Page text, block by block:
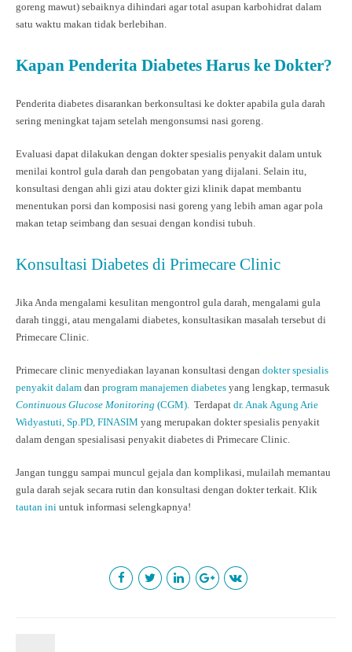
goreng mawut) sebaiknya dihindari agar total asupan karbohidrat dalam
satu waktu makan tidak berlebihan.
Kapan Penderita Diabetes Harus ke Dokter?
Penderita diabetes disarankan berkonsultasi ke dokter apabila gula darah
sering meningkat tajam setelah mengonsumsi nasi goreng.
Evaluasi dapat dilakukan dengan dokter spesialis penyakit dalam untuk
menilai kontrol gula darah dan pengobatan yang dijalani. Selain itu,
konsultasi dengan ahli gizi atau dokter gizi klinik dapat membantu
menentukan porsi dan komposisi nasi goreng yang lebih aman agar pola
makan tetap seimbang dan sesuai dengan kondisi tubuh.
Konsultasi Diabetes di Primecare Clinic
Jika Anda mengalami kesulitan mengontrol gula darah, mengalami gula
darah tinggi, atau mengalami diabetes, konsultasikan masalah tersebut di
Primecare Clinic.
Primecare clinic menyediakan layanan konsultasi dengan dokter spesialis
penyakit dalam dan program manajemen diabetes yang lengkap, termasuk
Continuous Glucose Monitoring (CGM). Terdapat dr. Anak Agung Arie
Widyastuti, Sp.PD, FINASIM yang merupakan dokter spesialis penyakit
dalam dengan spesialisasi penyakit diabetes di Primecare Clinic.
Jangan tunggu sampai muncul gejala dan komplikasi, mulailah memantau
gula darah sejak secara rutin dan konsultasi dengan dokter terkait. Klik
tautan ini untuk informasi selengkapnya!